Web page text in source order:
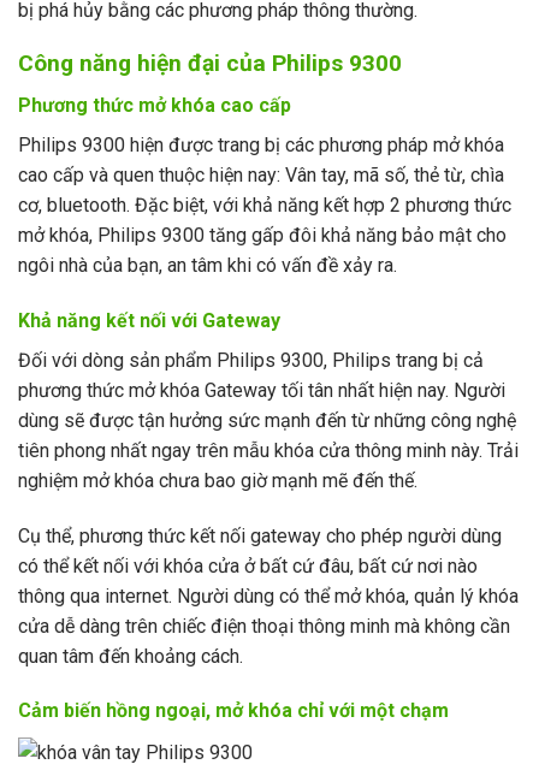
bị phá hủy bằng các phương pháp thông thường.
Công năng hiện đại của Philips 9300
Phương thức mở khóa cao cấp
Philips 9300 hiện được trang bị các phương pháp mở khóa
cao cấp và quen thuộc hiện nay: Vân tay, mã số, thẻ từ, chìa
cơ, bluetooth. Đặc biệt, với khả năng kết hợp 2 phương thức
mở khóa, Philips 9300 tăng gấp đôi khả năng bảo mật cho
ngôi nhà của bạn, an tâm khi có vấn đề xảy ra.
Khả năng kết nối với Gateway
Đối với dòng sản phẩm Philips 9300, Philips trang bị cả
phương thức mở khóa Gateway tối tân nhất hiện nay. Người
dùng sẽ được tận hưởng sức mạnh đến từ những công nghệ
tiên phong nhất ngay trên mẫu khóa cửa thông minh này. Trải
nghiệm mở khóa chưa bao giờ mạnh mẽ đến thế.
Cụ thể, phương thức kết nối gateway cho phép người dùng
có thể kết nối với khóa cửa ở bất cứ đâu, bất cứ nơi nào
thông qua internet. Người dùng có thể mở khóa, quản lý khóa
cửa dễ dàng trên chiếc điện thoại thông minh mà không cần
quan tâm đến khoảng cách.
Cảm biến hồng ngoại, mở khóa chỉ với một chạm